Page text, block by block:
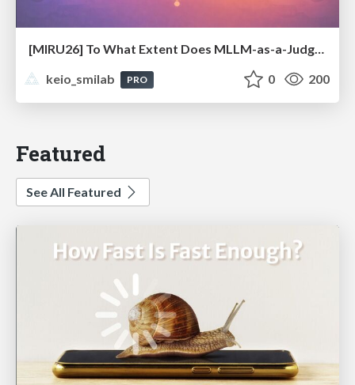
[MIRU26] To What Extent Does MLLM-as-a-Judge Exhibit Cross-Model Preference Bias?
keio_smilab
PRO 0 200
Featured
See All Featured